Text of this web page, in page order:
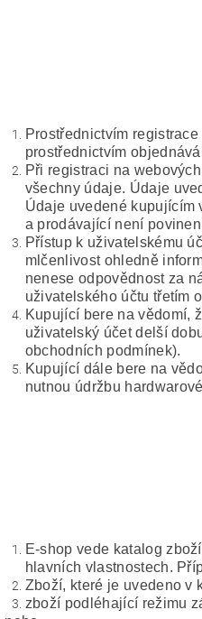
Prostřednictvím
prostřednictvím
Při registraci na
všechny údaje. Údaje
Údaje uvedené kupujícím
a prodávající není
Přístup k uživatelskému
mlčenlivost ohledně
nenese odpovědnost za
uživatelského účtu třetím
Kupující bere na vědomí,
uživatelský účet delší
obchodních podmínek).
Kupující dále bere na
nutnou údržbu
E-shop vede katalog
hlavních vlastnostech.
Zboží, které je uvedeno v
zboží podléhající režimu